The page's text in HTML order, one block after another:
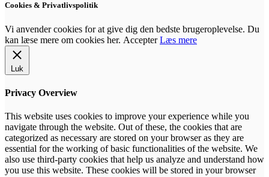
Cookies & Privatlivspolitik
Vi anvender cookies for at give dig den bedste brugeroplevelse. Du
kan læse mere om cookies her. Accepter Læs mere
Luk
Privacy Overview
This website uses cookies to improve your experience while you
navigate through the website. Out of these, the cookies that are
categorized as necessary are stored on your browser as they are
essential for the working of basic functionalities of the website. We
also use third-party cookies that help us analyze and understand how
you use this website. These cookies will be stored in your browser